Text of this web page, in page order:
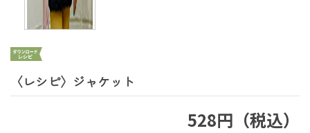
〈レシピ〉ジャケット
528円（税込）